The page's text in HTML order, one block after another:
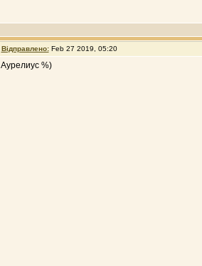
Відправлено: Feb 27 2019, 05:20
Аурелиус %)